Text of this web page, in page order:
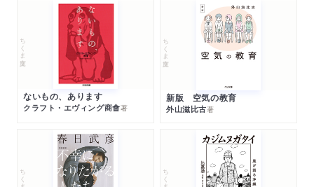
ちくま文庫
ないもの、あります
クラフト・エヴィング商會著
ちくま文庫
新版 空気の教育
外山滋比古著
ちくま文庫 ちくま文庫